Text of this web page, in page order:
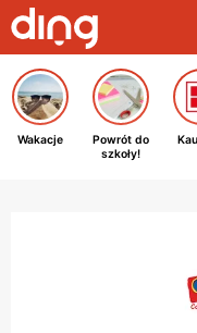
Wakacje
Powrót do
szkoły!